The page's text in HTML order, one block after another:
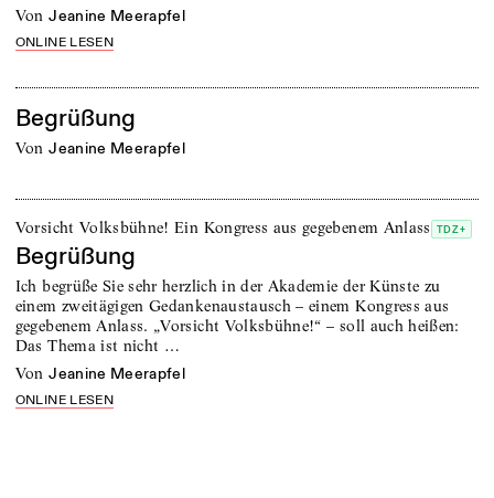
von Jeanine Meerapfel
ONLINE LESEN
Begrüßung
von Jeanine Meerapfel
Vorsicht Volksbühne! Ein Kongress aus gegebenem Anlass TDZ+
Begrüßung
Ich begrüße Sie sehr herzlich in der Akademie der Künste zu
einem zweitägigen Gedankenaustausch – einem Kongress aus
gegebenem Anlass. „Vorsicht Volksbühne!“ – soll auch heißen:
Das Thema ist nicht …
von Jeanine Meerapfel
ONLINE LESEN